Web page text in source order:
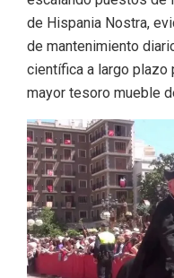
de Hispania Nostra,
de mantenimiento
científica a largo plazo
mayor tesoro mueble